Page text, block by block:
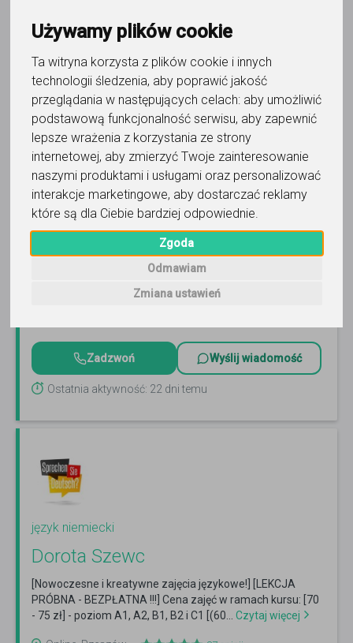
Używamy plików cookie
Ta witryna korzysta z plików cookie i innych
technologii śledzenia, aby poprawić jakość
przeglądania w następujących celach: aby umożliwić
podstawową funkcjonalność serwisu, aby zapewnić
lepsze wrażenia z korzystania ze strony
internetowej, aby zmierzyć Twoje zainteresowanie
naszymi produktami i usługami oraz personalizować
interakcje marketingowe, aby dostarczać reklamy
które są dla Ciebie bardziej odpowiednie.
Zgoda
Odmawiam
Zmiana ustawień
71 korepetytorów
Język niemiecki
Sortuj:
język niemiecki
ANGLIKON
PRZEŁAM BARIERĘ JĘZYKOWĄ W 3 MC! Wolne terminy.
Dojedziemy do Ciebie lub zajęcia online. Matura, egzamin,
konwersacje.
Czytaj więcej
Zadzwoń Wyślij wiadomość
Ostatnia aktywność: 22 dni temu
język niemiecki
Dorota Szewc
[Nowoczesne i kreatywne zajęcia językowe!] [LEKCJA
PRÓBNA - BEZPŁATNA !!!] Cena zajęć w ramach kursu: [70
- 75 zł] - poziom A1, A2, B1, B2 i C1 [(60... Czytaj więcej